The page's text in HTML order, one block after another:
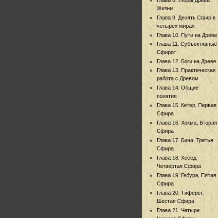
Жизни
Глава 9. Десять Сфир в
четырех мирах
Глава 10. Пути на Древе
Глава 11. Субъективные
Сфирот
Глава 12. Боги на Древе
Глава 13. Практическая
работа с Древом
Глава 14. Общие
понятия
Глава 15. Кетер, Первая
Сфира
Глава 16. Хокма, Вторая
Сфира
Глава 17. Бина, Третья
Сфира
Глава 18. Хесед,
Четвертая Сфира
Глава 19. Гебура, Пятая
Сфира
Глава 20. Тиферет,
Шестая Сфира
Глава 21. Четыре